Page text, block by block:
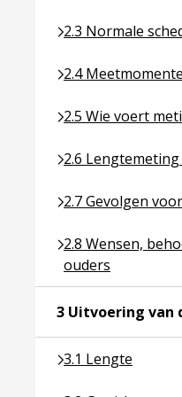
2.3 Normale
Ga naar pagina
2.4
Ga naar pagina
2.5 Wie voert
Ga naar pagina
2.6
Ga naar pagina
2.7 Gevolgen
Ga naar pagina
2.8 Wensen,
ouders
Ga naar pagina
3 Uitvoering van
3.1 Lengte
Ga naar pagina